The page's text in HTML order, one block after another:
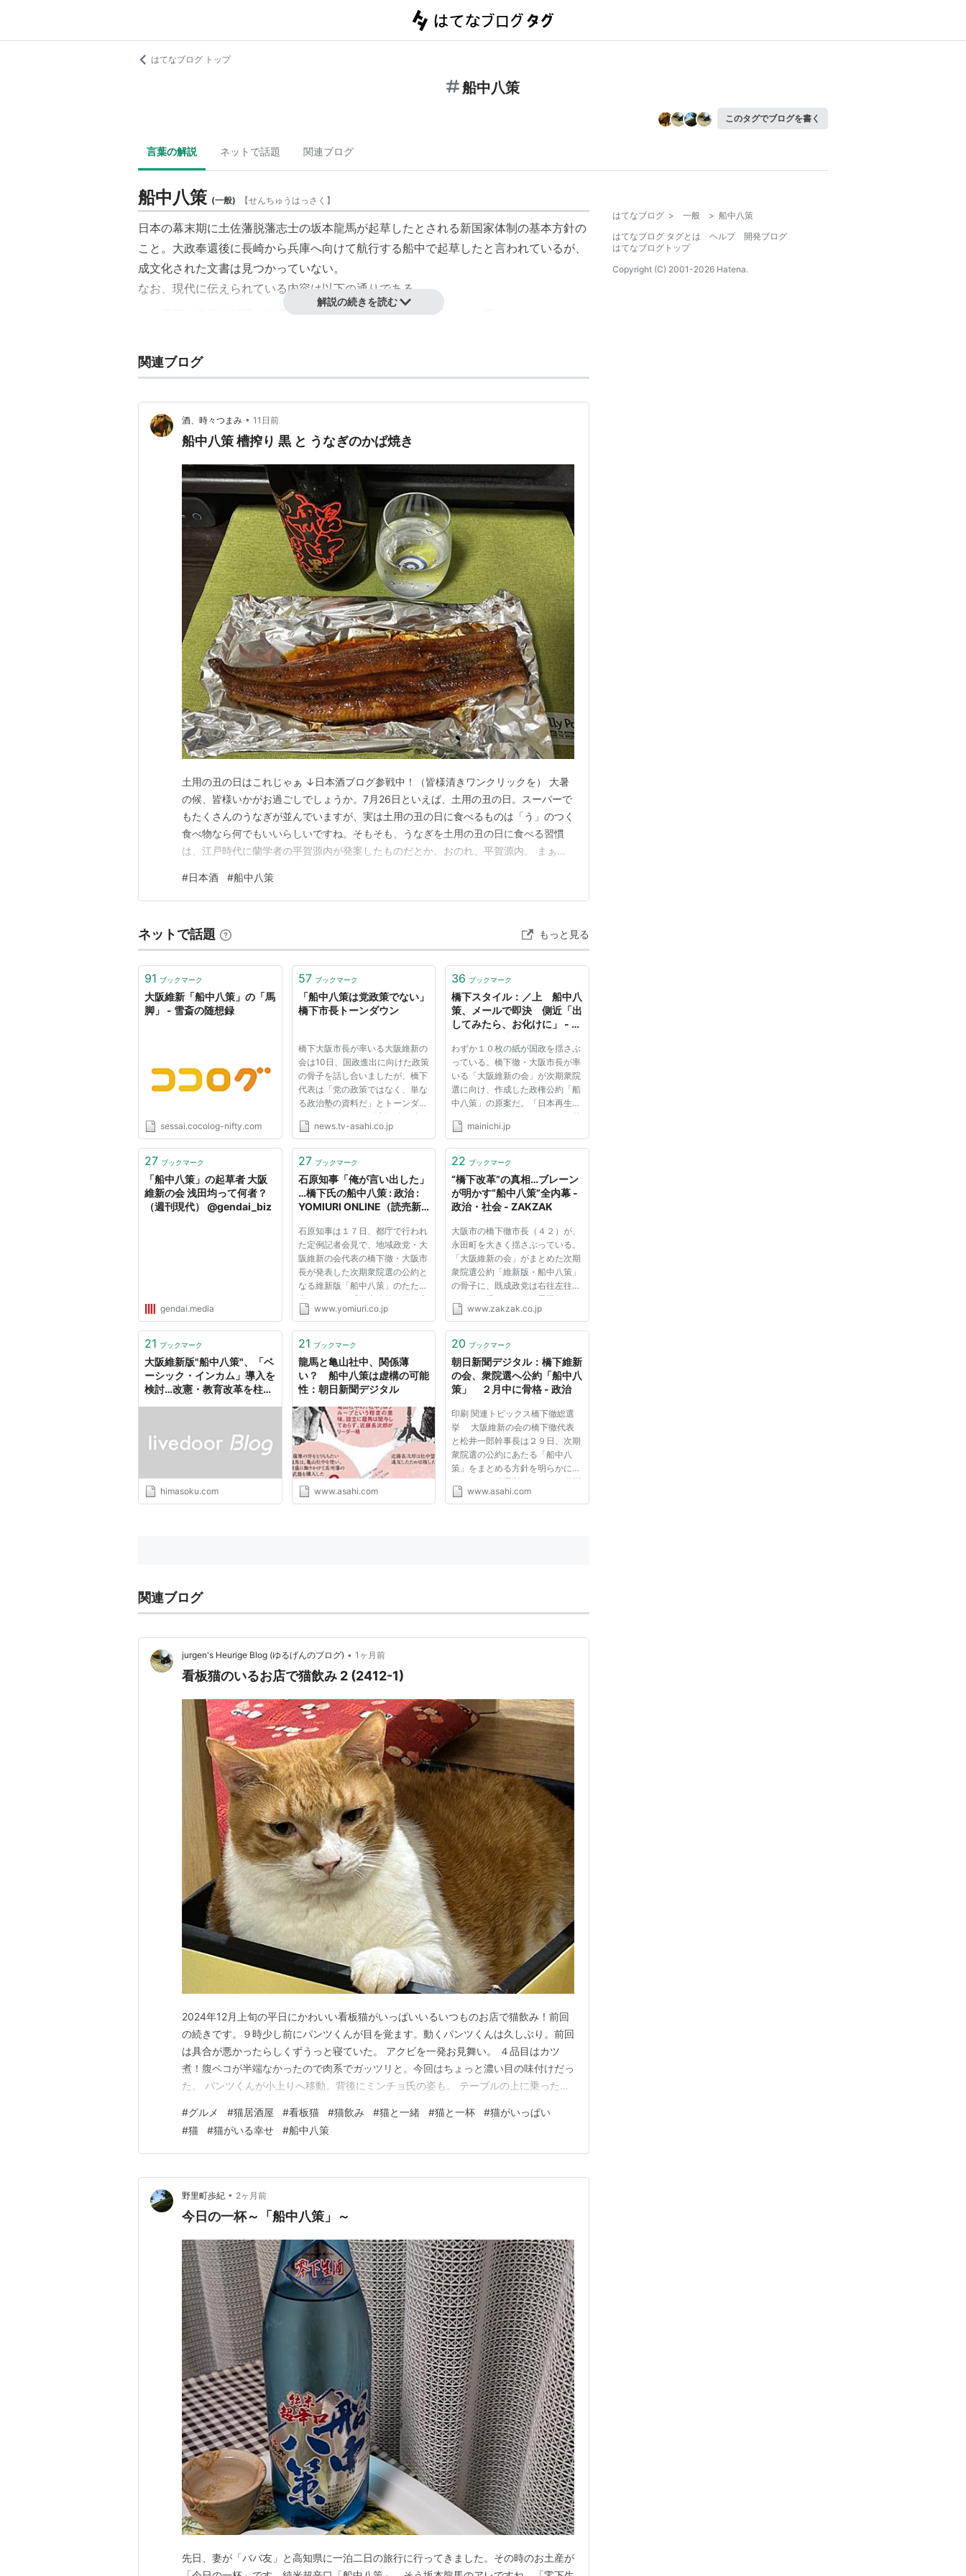
はてなブログ トップ
船中八策
このタグでブログを書く
言葉の解説 ネットで話題 関連ブログ
船中八策 (一般) 【せんちゅうはっさく 】
日本の幕末期に土佐藩脱藩志士の坂本龍馬が起草したとされる新国家体制の基本方針の
こと。大政奉還後に長崎から兵庫へ向けて航行する船中で起草したと言われているが、
成文化された文書は見つかっていない。
なお、現代に伝えられている内容は以下の通りである。
一、天下ノ政権ヲ朝廷ニ奉還セシメ、政令宜シク朝廷ヨリ出ヅベキ事。
事。
一、有材ノ公卿諸侯及ビ天下ノ人材ヲ顧問ニ備ヘ官爵ヲ賜ヒ、宜シク従来有名無実ノ官
一、外国ノ交際広ク公議ヲ採リ、新ニ至当ノ規約ヲ立ツベキ事。
一、古来ノ律令を折衷シ、新ニ無窮ノ大典ヲ撰定スベキ事。
一、御親兵ヲ置キ、帝都ヲ守衛セシムベキ事。
一、金銀物貨宜シク外国ト平均ノ法ヲ設クベキ事。
以上八策ハ方今天下ノ形勢ヲ察シ、之ヲ宇内万国ニ徴スルニ、之ヲ捨テ他ニ済時ノ急務
アルナシ。苟モ此数策ヲ断行セバ、皇運ヲ挽回シ、国勢ヲ拡張シ、万国ト並行スルモ、
亦敢テ難シトセズ。伏テ願クハ公明正大ノ道理ニ基キ、一大英断ヲ以テ天下ト更始一新
解説の続きを読む
関連ブログ
酒、時々つまみ • 11日前
船中八策 槽搾り 黒 と うなぎのかば焼き
土用の丑の日はこれじゃぁ ↓日本酒ブログ参戦中！（皆様清きワンクリックを） 大暑
の候、皆様いかがお過ごしでしょうか。7月26日といえば、土用の丑の日。スーパーで
もたくさんのうなぎが並んでいますが、実は土用の丑の日に食べるものは「う」のつく
食べ物なら何でもいいらしいですね。そもそも、うなぎを土用の丑の日に食べる習慣
は、江戸時代に蘭学者の平賀源内が発案したものだとか。おのれ、平賀源内。 まぁ、
しぼり くろ精米歩合：60% アルコール度数：16~17% 日本酒度：+8 酸度：1.5 アミノ
酸度：1.5酵母：熊本酵母 原…
#日本酒 #船中八策
ネットで話題 もっと見る
91 ブックマーク
大阪維新「船中八策」の「馬
脚」 - 雪斎の随想録
sessai.cocolog-nifty.com
57 ブックマーク
「船中八策は党政策でない」
橋下市長トーンダウン
橋下大阪市長が率いる大阪維新の
会は10日、国政進出に向けた政策
の骨子を話し合いましたが、橋下
代表は「党の政策ではなく、単な
る政治塾の資料だ」とトーンダウ
ンしています。 維新の会の全
体会合で示された政策集には、こ
「参議院の廃止」の検討に加え、
投...
news.tv-asahi.co.jp
36 ブックマーク
橋下スタイル：／上 船中八
策、メールで即決 側近「出
してみたら、お化けに」 - 毎
わずか１０枚の紙が国政を揺さぶ
っている。橋下徹・大阪市長が率
いる「大阪維新の会」が次期衆院
選に向け、作成した政権公約「船
中八策」の原案だ。「日本再生の
グレートリセット」をうたい、首
相公選制や参院廃止など統治機構
院選での連携の条件として、各党
mainichi.jp
27 ブックマーク
「船中八策」の起草者 大阪
維新の会 浅田均って何者？
（週刊現代） @gendai_biz
gendai.media
27 ブックマーク
石原知事「俺が言い出した」
…橋下氏の船中八策 : 政治 :
YOMIURI ONLINE（読売新
石原知事は１７日、都庁で行われ
た定例記者会見で、地域政党・大
阪維新の会代表の橋下徹・大阪市
長が発表した次期衆院選の公約と
なる維新版「船中八策」のたたき
台について、「船中八策は俺が言
い出したんだ。いつのまにかあっ
石原知事は１月、報道各社とのイ
www.yomiuri.co.jp
22 ブックマーク
“橋下改革”の真相…ブレーン
が明かす“船中八策”全内幕 -
政治・社会 - ZAKZAK
大阪市の橋下徹市長（４２）が、
永田町を大きく揺さぶっている。
「大阪維新の会」がまとめた次期
衆院選公約「維新版・船中八策」
の骨子に、既成政党は右往左往
し、戦々恐々といった雰囲気だ。
橋下氏は本当の改革者なのか、何
市特別顧問に就任した、日本創新
www.zakzak.co.jp
21 ブックマーク
大阪維新版"船中八策"、「ベ
ーシック・インカム」導入を
検討…改憲・教育改革を柱に
himasoku.com
21 ブックマーク
龍馬と亀山社中、関係薄
い？ 船中八策は虚構の可能
性：朝日新聞デジタル
www.asahi.com
20 ブックマーク
朝日新聞デジタル：橋下維新
の会、衆院選へ公約「船中八
策」 ２月中に骨格 - 政治
印刷 関連トピックス橋下徹総選
挙 大阪維新の会の橋下徹代表
と松井一郎幹事長は２９日、次期
衆院選の公約にあたる「船中八
策」をまとめる方針を明らかにし
た。解散・総選挙もにらみ、道州
制や税制、社会保障制度を柱に２
www.asahi.com
関連ブログ
jurgen's Heurige Blog (ゆるげんのブログ) • 1ヶ月前
看板猫のいるお店で猫飲み 2 (2412-1)
2024年12月上旬の平日にかわいい看板猫がいっぱいいるいつものお店で猫飲み！前回
の続きです。９時少し前にパンツくんが目を覚ます。動くパンツくんは久しぶり。前回
は具合が悪かったらしくずうっと寝ていた。 アクビを一発お見舞い。 ４品目はカツ
煮！腹ペコが半端なかったので肉系でガッツリと。今回はちょっと濃い目の味付けだっ
た。 パンツくんが小上りへ移動。背後にミンチョ氏の姿も。 テーブルの上に乗った。
史がテーブルの上に。 パンツくんがこちらに戻ってきた。 ビール３杯の後は日本酒。
土佐の船中八策。 小上りの箱にイチくんが収ま…
#グルメ #猫居酒屋 #看板猫 #猫飲み #猫と一緒 #猫と一杯 #猫がいっぱい
#猫 #猫がいる幸せ #船中八策
野里町歩紀 • 2ヶ月前
今日の一杯～「船中八策」～
先日、妻が「ババ友」と高知県に一泊二日の旅行に行ってきました。その時のお土産が
はてなブログ > 一般 > 船中八策
はてなブログ タグとは
ヘルプ
開発ブログ
はてなブログトップ
Copyright (C) 2001-2026 Hatena.